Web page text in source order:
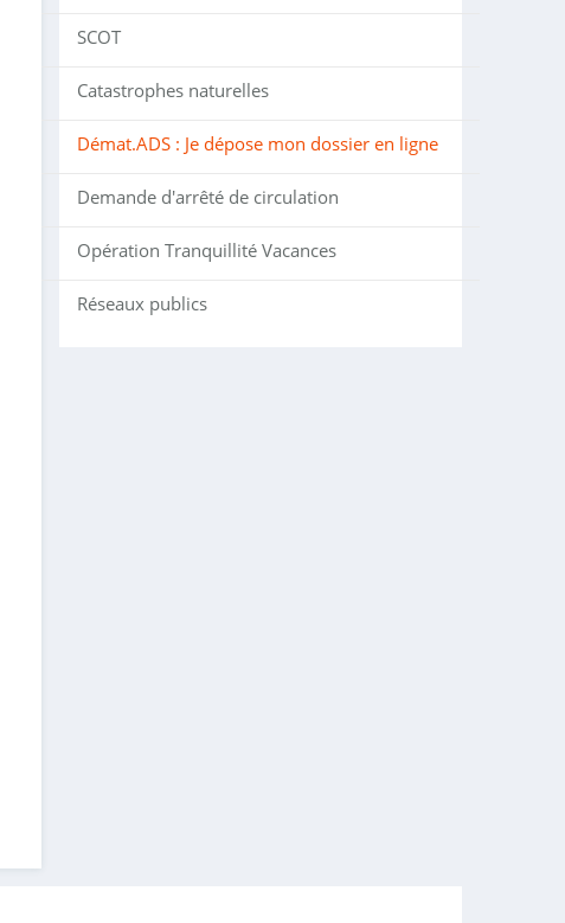
SCOT
Catastrophes naturelles
Démat.ADS : Je dépose mon dossier en ligne
Demande d'arrêté de circulation
Opération Tranquillité Vacances
Réseaux publics